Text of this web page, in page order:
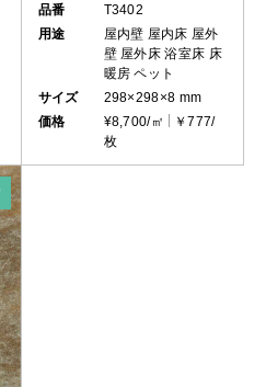
品番
T3402
用途
屋内壁 屋内床 屋外
壁 屋外床 浴室床 床
暖房 ペット
サイズ
298×298×8 mm
価格
¥8,700/㎡
￥777/
枚